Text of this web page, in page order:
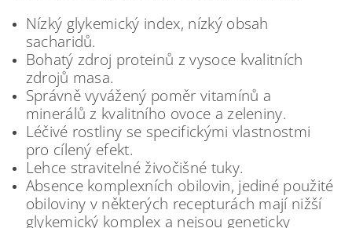
Nízký glykemický index, nízký obsah
sacharidů.
Bohatý zdroj proteinů z vysoce kvalitních
zdrojů masa.
Správně vyvážený poměr vitamínů a
minerálů z kvalitního ovoce a zeleniny.
Léčivé rostliny se specifickými vlastnostmi
pro cílený efekt.
Lehce stravitelné živočišné tuky.
Absence komplexních obilovin, jediné použité
obiloviny v některých recepturách mají nižší
glykemický komplex a nejsou geneticky